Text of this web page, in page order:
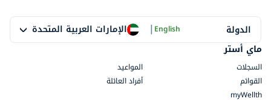
الدولة الإمارات العربية المتحدة |English
ماي أستر
السجلات
المواعيد
القوائم
أفراد العائلة
myWellth